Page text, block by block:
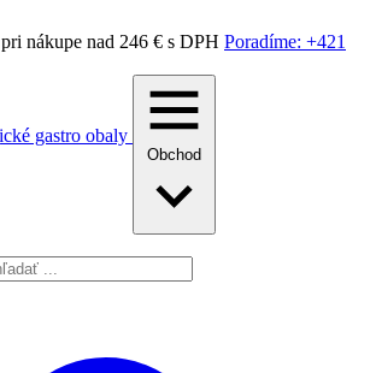
nákupe nad 246 € s DPH Poradíme: +421
Obchod